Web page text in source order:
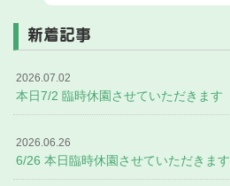
新着記事
2026.07.02
本日7/2 臨時休園させていただきます
2026.06.26
6/26 本日臨時休園させていただきます